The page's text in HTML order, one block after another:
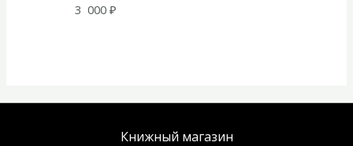
3 000₽
Книжный магазин